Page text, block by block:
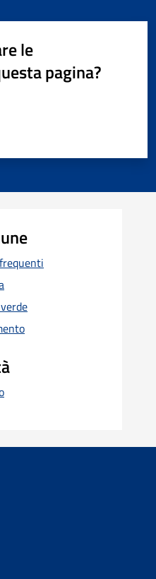
le
pagina?